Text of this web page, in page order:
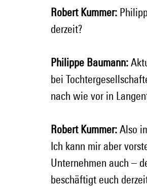
Robert Kummer:
derzeit?
Philippe Baumann:
bei
nach wie vor in
Robert Kummer: Also
Ich kann mir aber
Unternehmen auch –
beschäftigt euch